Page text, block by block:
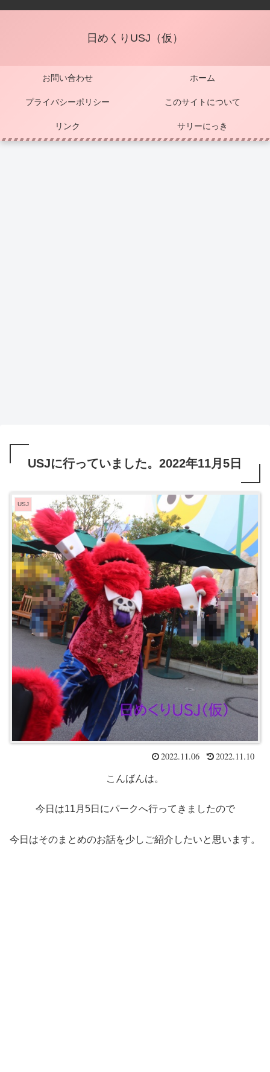
日めくりUSJ（仮）
お問い合わせ ホーム
プライバシーポリシー このサイトについて
リンク サリーにっき
USJに行っていました。2022年11月5日
USJ
2022.11.06 2022.11.10
こんばんは。
今日は11月5日にパークへ行ってきましたので
今日はそのまとめのお話を少しご紹介したいと思います。